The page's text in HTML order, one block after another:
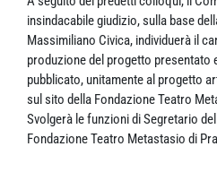
insindacabile giudizio, sulla base
Massimiliano Civica, individuerà il
produzione del progetto
pubblicato, unitamente al progetto
sul sito della Fondazione Teatro
Svolgerà le funzioni di Segretario
Fondazione Teatro Metastasio di